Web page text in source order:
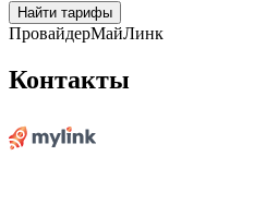
Найти тарифы
ПровайдерМайЛинк
Контакты